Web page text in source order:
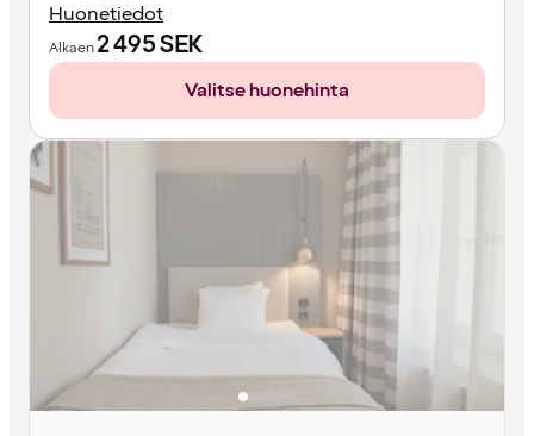
Huonetiedot
Alkaen2 495SEK
Valitse huonehinta